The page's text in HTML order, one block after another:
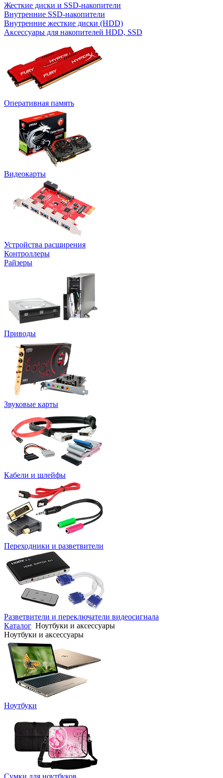
Жесткие диски и SSD-накопители
Внутренние SSD-накопители
Внутренние жесткие диски (HDD)
Аксессуары для накопителей HDD, SSD
Оперативная память
Видеокарты
Устройства расширения
Контроллеры
Райзеры
Приводы
Звуковые карты
Кабели и шлейфы
Переходники и разветвители
Разветвители и переключатели видеосигнала
Каталог Ноутбуки и аксессуары
Ноутбуки и аксессуары
Ноутбуки
Сумки для ноутбуков